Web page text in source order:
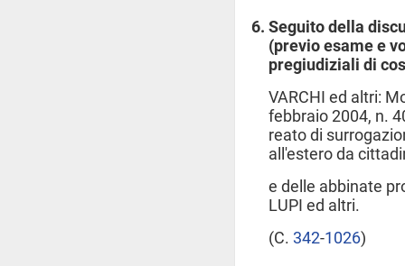
Seguito della
(previo esame e
pregiudiziali di
VARCHI ed altri:
febbraio 2004, n.
reato di
all'estero da
e delle abbinate
LUPI ed altri.
(C. 342​-1026​)